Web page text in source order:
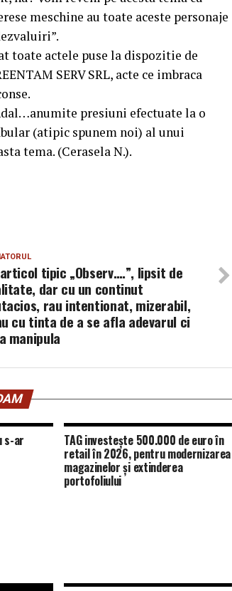
meschine au toate aceste personaje
toate actele puse la dispozitie de
SERV SRL, acte ce imbraca
presiuni efectuate la o
(atipic spunem noi) al unui
tema. (Cerasela N.).
tipic „Observ….”, lipsit de
dar cu un continut
rau intentionat, mizerabil,
cu tinta de a se afla adevarul ci
manipula
s-ar TAG investește 500.000 de euro în
retail în 2026, pentru modernizarea
magazinelor și extinderea
portofoliului